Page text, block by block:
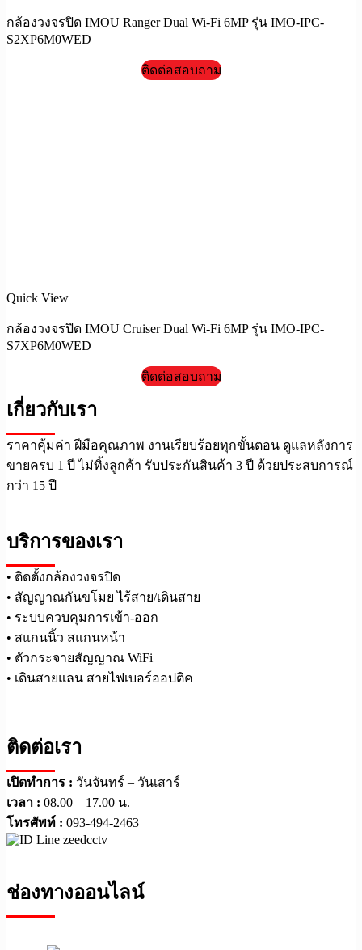
กล้องวงจรปิด IMOU Ranger Dual Wi-Fi 6MP รุ่น IMO-IPC-
S2XP6M0WED
ติดต่อสอบถาม
Quick View
กล้องวงจรปิด IMOU Cruiser Dual Wi-Fi 6MP รุ่น IMO-IPC-
S7XP6M0WED
ติดต่อสอบถาม
เกี่ยวกับเรา
ราคาคุ้มค่า ฝีมือคุณภาพ งานเรียบร้อยทุกขั้นตอน ดูแลหลังการ
ขายครบ 1 ปี ไม่ทิ้งลูกค้า รับประกันสินค้า 3 ปี ด้วยประสบการณ์
กว่า 15 ปี
บริการของเรา
• ติดตั้งกล้องวงจรปิด
• สัญญาณกันขโมย ไร้สาย/เดินสาย
• ระบบควบคุมการเข้า-ออก
• สแกนนิ้ว สแกนหน้า
• ตัวกระจายสัญญาณ WiFi
• เดินสายแลน สายไฟเบอร์ออปติค
ติดต่อเรา
เปิดทำการ : วันจันทร์ – วันเสาร์
เวลา : 08.00 – 17.00 น.
โทรศัพท์ : 093-494-2463
ช่องทางออนไลน์